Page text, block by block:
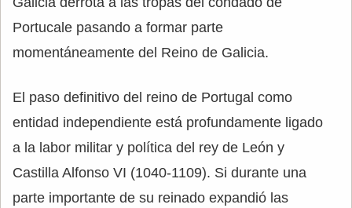
Portucale pasando a formar parte
momentáneamente del Reino de Galicia.
El paso definitivo del reino de Portugal como
entidad independiente está profundamente ligado
a la labor militar y política del rey de León y
Castilla Alfonso VI (1040-1109). Si durante una
parte importante de su reinado expandió las